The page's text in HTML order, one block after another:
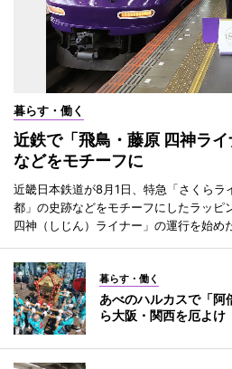
暮らす・働く
近鉄で「飛鳥・藤原 四神ラ
などをモチーフに
近畿日本鉄道が8月1日、特急「さくらラ
都」の史跡などをモチーフにしたラッピ
四神（しじん）ライナー」の運行を始めた
暮らす・働く
あべのハルカスで「
ら大阪・関西を厄よけ